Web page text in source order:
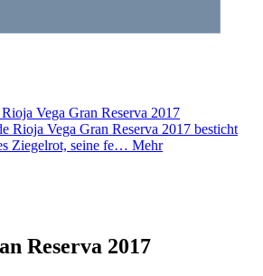
Rioja Vega Gran Reserva 2017
Rioja Vega Gran Reserva 2017 besticht
Ziegelrot, seine fe… Mehr
Reserva 2017